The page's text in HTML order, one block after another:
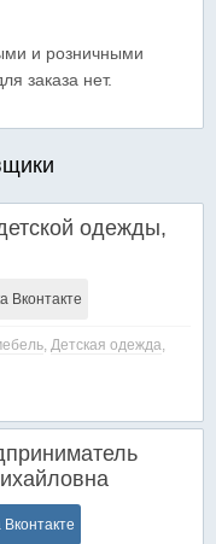
и розничными
заказа нет.
одежды,
Вконтакте
, Детская одежда,